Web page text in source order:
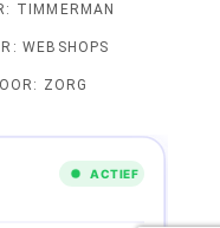
TIMMERMAN
WEBSHOPS
ZORG